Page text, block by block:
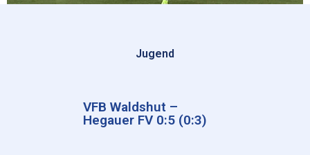
Jugend
VFB Waldshut –
Hegauer FV 0:5 (0:3)